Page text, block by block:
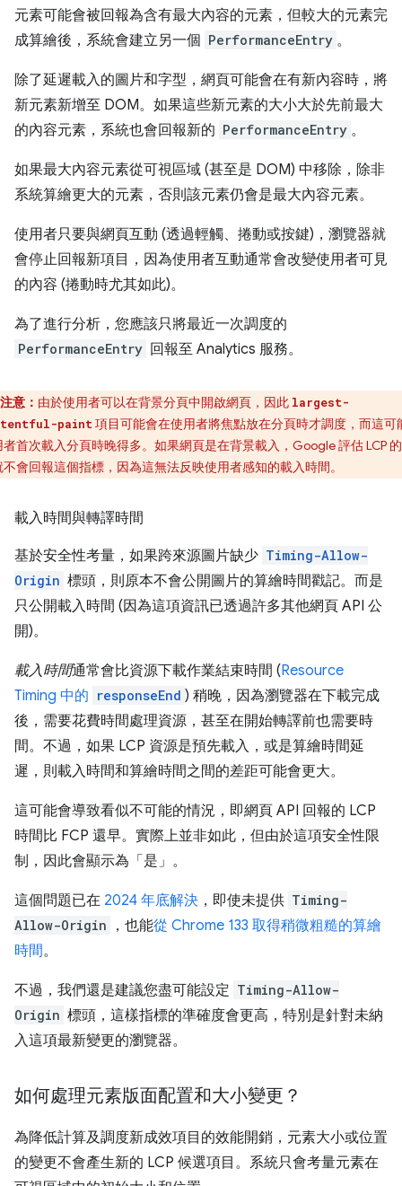
元素可能會被回報為含有最大內容的元素，但較大的元素完
成算繪後，系統會建立另一個 PerformanceEntry 。
除了延遲載入的圖片和字型，網頁可能會在有新內容時，將
新元素新增至 DOM。如果這些新元素的大小大於先前最大
的內容元素，系統也會回報新的 PerformanceEntry 。
如果最大內容元素從可視區域 (甚至是 DOM) 中移除，除非
系統算繪更大的元素，否則該元素仍會是最大內容元素。
使用者只要與網頁互動 (透過輕觸、捲動或按鍵)，瀏覽器就
會停止回報新項目，因為使用者互動通常會改變使用者可見
的內容 (捲動時尤其如此)。
為了進行分析，您應該只將最近一次調度的
PerformanceEntry 回報至 Analytics 服務。
注意： 由於使用者可以在背景分頁中開啟網頁，因此 largest-
paint 項目可能會在使用者將焦點放在分頁時才調度，而這可
者首次載入分頁時晚得多。如果網頁是在背景載入，Google 評估 LCP
不會回報這個指標，因為這無法反映使用者感知的載入時間。
載入時間與轉譯時間
基於安全性考量，如果跨來源圖片缺少 Timing-Allow-
Origin 標頭，則原本不會公開圖片的算繪時間戳記。而是
只公開載入時間 (因為這項資訊已透過許多其他網頁 API 公
開)。
載入時間通常會比資源下載作業結束時間 (Resource
Timing 中的 responseEnd ) 稍晚，因為瀏覽器在下載完成
後，需要花費時間處理資源，甚至在開始轉譯前也需要時
間。不過，如果 LCP 資源是預先載入，或是算繪時間延
遲，則載入時間和算繪時間之間的差距可能會更大。
這可能會導致看似不可能的情況，即網頁 API 回報的 LCP
時間比 FCP 還早。實際上並非如此，但由於這項安全性限
制，因此會顯示為「是」。
這個問題已在 2024 年底解決 ，即使未提供 Timing-
Allow-Origin
，也能從 Chrome 133 取得稍微粗糙的算繪
時間。
不過，我們還是建議您盡可能設定 Timing-Allow-
Origin 標頭，這樣指標的準確度會更高，特別是針對未納
入這項最新變更的瀏覽器。
如何處理元素版面配置和大小變更？
為降低計算及調度新成效項目的效能開銷，元素大小或位置
的變更不會產生新的 LCP 候選項目。系統只會考量元素在